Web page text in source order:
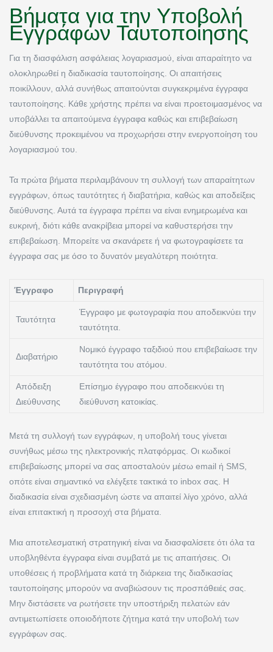
Βήματα για την Υποβολή
Εγγράφων Ταυτοποίησης
Για τη διασφάλιση ασφάλειας λογαριασμού, είναι απαραίτητο να
ολοκληρωθεί η διαδικασία ταυτοποίησης. Οι απαιτήσεις
ποικίλλουν, αλλά συνήθως απαιτούνται συγκεκριμένα έγγραφα
ταυτοποίησης. Κάθε χρήστης πρέπει να είναι προετοιμασμένος να
υποβάλλει τα απαιτούμενα έγγραφα καθώς και επιβεβαίωση
διεύθυνσης προκειμένου να προχωρήσει στην ενεργοποίηση του
λογαριασμού του.
Τα πρώτα βήματα περιλαμβάνουν τη συλλογή των απαραίτητων
εγγράφων, όπως ταυτότητες ή διαβατήρια, καθώς και αποδείξεις
διεύθυνσης. Αυτά τα έγγραφα πρέπει να είναι ενημερωμένα και
ευκρινή, διότι κάθε ανακρίβεια μπορεί να καθυστερήσει την
επιβεβαίωση. Μπορείτε να σκανάρετε ή να φωτογραφίσετε τα
έγγραφα σας με όσο το δυνατόν μεγαλύτερη ποιότητα.
Έγγραφο Περιγραφή
Ταυτότητα
Έγγραφο με φωτογραφία που αποδεικνύει την
ταυτότητα.
Διαβατήριο
Νομικό έγγραφο ταξιδιού που επιβεβαίωσε την
ταυτότητα του ατόμου.
Απόδειξη
Διεύθυνσης
Επίσημο έγγραφο που αποδεικνύει τη
διεύθυνση κατοικίας.
Μετά τη συλλογή των εγγράφων, η υποβολή τους γίνεται
συνήθως μέσω της ηλεκτρονικής πλατφόρμας. Οι κωδικοί
επιβεβαίωσης μπορεί να σας αποσταλούν μέσω email ή SMS,
οπότε είναι σημαντικό να ελέγξετε τακτικά το inbox σας. Η
διαδικασία είναι σχεδιασμένη ώστε να απαιτεί λίγο χρόνο, αλλά
είναι επιτακτική η προσοχή στα βήματα.
Μια αποτελεσματική στρατηγική είναι να διασφαλίσετε ότι όλα τα
υποβληθέντα έγγραφα είναι συμβατά με τις απαιτήσεις. Οι
υποθέσεις ή προβλήματα κατά τη διάρκεια της διαδικασίας
ταυτοποίησης μπορούν να αναβιώσουν τις προσπάθειές σας.
Μην διστάσετε να ρωτήσετε την υποστήριξη πελατών εάν
αντιμετωπίσετε οποιοδήποτε ζήτημα κατά την υποβολή των
εγγράφων σας.